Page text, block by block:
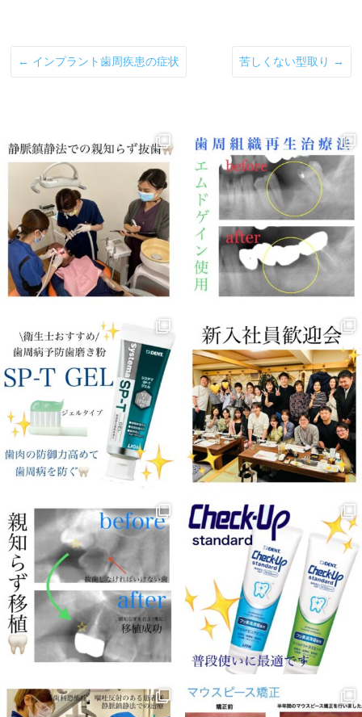
← インプラント歯周疾患の症状 苦しくない型取り →